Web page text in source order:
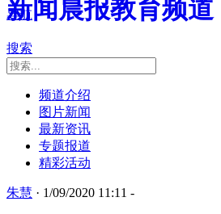
导航
新闻晨报教育频道
搜索
频道介绍
图片新闻
最新资讯
专题报道
精彩活动
朱慧 · 1/09/2020 11:11 -